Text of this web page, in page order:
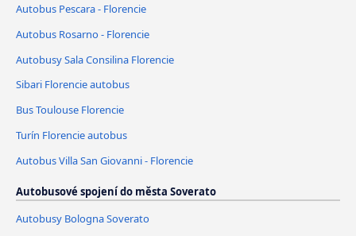
Autobus Pescara - Florencie
Autobus Rosarno - Florencie
Autobusy Sala Consilina Florencie
Sibari Florencie autobus
Bus Toulouse Florencie
Turín Florencie autobus
Autobus Villa San Giovanni - Florencie
Autobusové spojení do města Soverato
Autobusy Bologna Soverato